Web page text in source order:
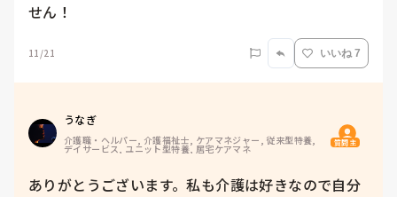
せん！
11/21 いいね 7
うなぎ
介護職・ヘルパー, 介護福祉士, ケアマネジャー, 従来型特養,
デイサービス, ユニット型特養, 居宅ケアマネ 質問主
ありがとうございます。私も介護は好きなので自分